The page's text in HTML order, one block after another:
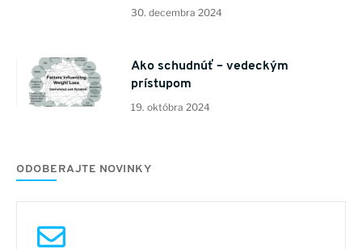
30. decembra 2024
Ako schudnúť – vedeckým
prístupom
19. októbra 2024
ODOBERAJTE NOVINKY